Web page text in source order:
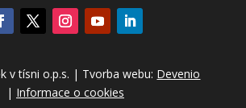
v tísni o.p.s. | Tvorba webu: Devenio
| Informace o cookies